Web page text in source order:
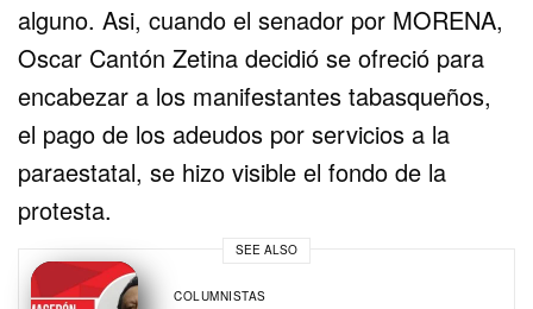
alguno. Asi, cuando el senador por MORENA,
Oscar Cantón Zetina decidió se ofreció para
encabezar a los manifestantes tabasqueños,
el pago de los adeudos por servicios a la
paraestatal, se hizo visible el fondo de la
protesta.
SEE ALSO
COLUMNISTAS